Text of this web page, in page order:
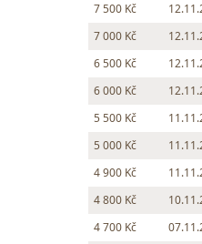
7 500 Kč
7 000 Kč
6 500 Kč
6 000 Kč
5 500 Kč
5 000 Kč
4 900 Kč
4 800 Kč
4 700 Kč